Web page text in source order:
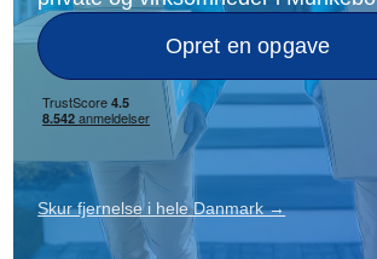
Opret en opgave
Skur fjernelse i hele Danmark →